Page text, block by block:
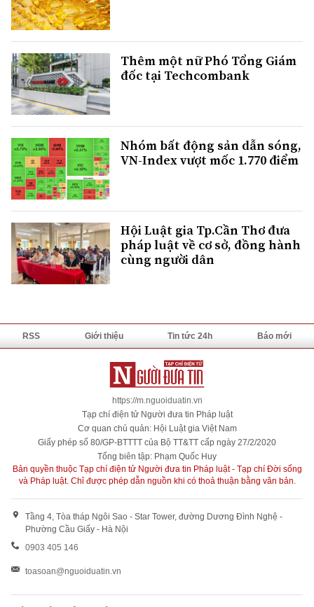
Thêm một nữ Phó Tổng Giám
đốc tại Techcombank
Nhóm bất động sản dẫn sóng,
VN-Index vượt mốc 1.770 điểm
Hội Luật gia Tp.Cần Thơ đưa
pháp luật về cơ sở, đồng hành
cùng người dân
RSS Giới thiệu Tin tức 24h Báo mới
https://m.nguoiduatin.vn
Tạp chí điện tử Người đưa tin Pháp luật
Cơ quan chủ quản: Hội Luật gia Việt Nam
Giấy phép số 80/GP-BTTTT của Bộ TT&TT cấp ngày 27/2/2020
Tổng biên tập: Phạm Quốc Huy
Bản quyền thuộc Tạp chí điện tử Người đưa tin Pháp luật - Tạp chí Đời sống
và Pháp luật. Chỉ được phép dẫn nguồn khi có thoả thuận bằng văn bản.
Tầng 4, Tòa tháp Ngôi Sao - Star Tower, đường Dương Đình Nghệ -
Phường Cầu Giấy - Hà Nội
0903 405 146
toasoan@nguoiduatin.vn